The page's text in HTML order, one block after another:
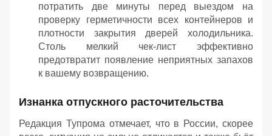
потратить две минуты перед выездом на
проверку герметичности всех контейнеров и
плотности закрытия дверей холодильника.
Столь мелкий чек-лист эффективно
предотвратит появление неприятных запахов
к вашему возвращению.
Изнанка отпускного расточительства
Редакция Тупрома отмечает, что в России, скорее